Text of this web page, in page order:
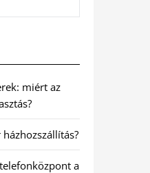
miért az
a